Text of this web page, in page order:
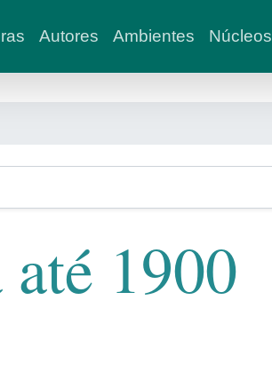
Autores Ambientes Núcleos
1900